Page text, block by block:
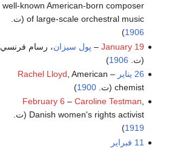
well-known American-born composer
of large-scale orchestral music (ت.
1906
)
January 19
– پول سيزان، رسام فرنسي
(ت. 1906
)
26 يناير
–
Rachel Lloyd , American
chemist (ت.
1900
)
February 6 – Caroline Testman,
Danish women's rights activist (ت.
1919
)
11 فبراير